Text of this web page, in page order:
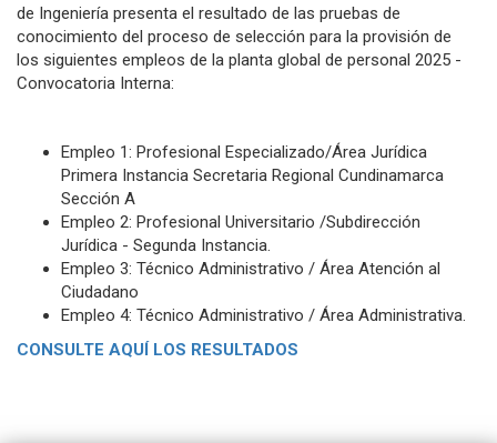
de Ingeniería presenta el resultado de las pruebas de
conocimiento del proceso de selección para la provisión de
los siguientes empleos de la planta global de personal 2025 -
Convocatoria Interna:
Empleo 1: Profesional Especializado/Área Jurídica
Primera Instancia Secretaria Regional Cundinamarca
Sección A
Empleo 2: Profesional Universitario /Subdirección
Jurídica - Segunda Instancia.
Empleo 3: Técnico Administrativo / Área Atención al
Ciudadano
Empleo 4: Técnico Administrativo / Área Administrativa.
CONSULTE AQUÍ LOS RESULTADOS